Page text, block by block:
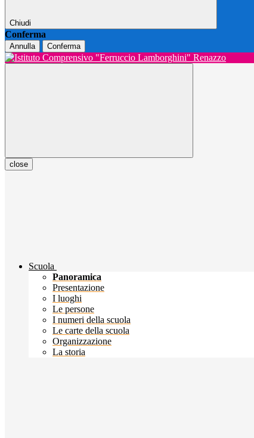
Chiudi
Conferma
Annulla Conferma
close
Scuola
Panoramica
Presentazione
I luoghi
Le persone
I numeri della scuola
Le carte della scuola
Organizzazione
La storia